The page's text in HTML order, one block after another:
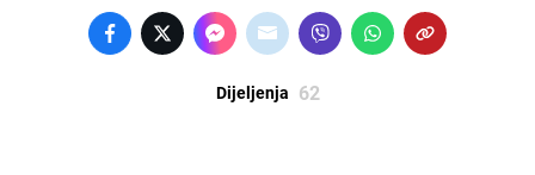
Dijeljenja 62